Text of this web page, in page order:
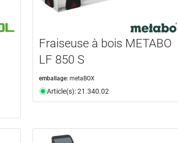
Fraiseuse à bois METABO
LF 850 S
emballage: metaBOX
Article(s): 21.340.02